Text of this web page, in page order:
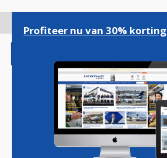
gaan
Magazine Podcasts
Profiteer nu van 30% korting